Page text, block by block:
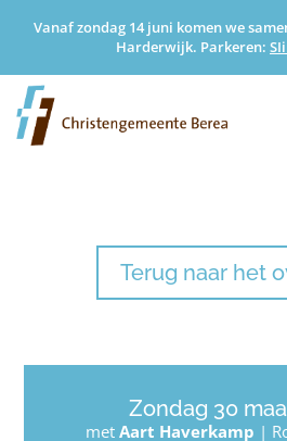
Vanaf zondag 14 juni komen we
Harderwijk. Parkeren:
Terug naar het
Zondag 30
met Aart Haverkamp |